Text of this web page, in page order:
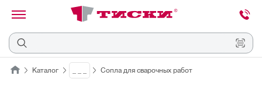
Отмена
Каталог Сопла для сварочных работ